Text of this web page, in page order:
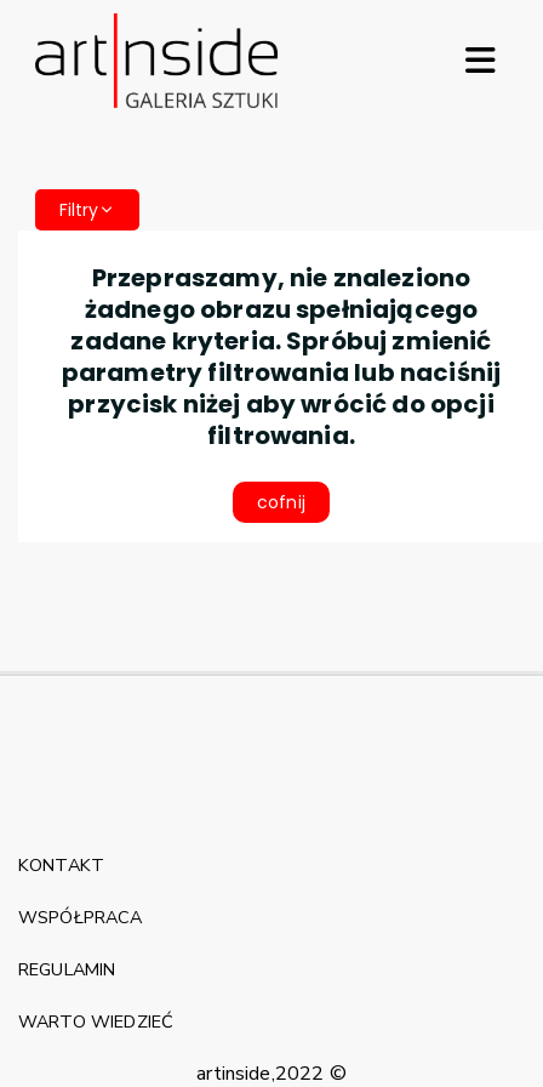
Filtry
Przepraszamy, nie znaleziono
żadnego obrazu spełniającego
zadane kryteria. Spróbuj zmienić
parametry filtrowania lub naciśnij
przycisk niżej aby wrócić do opcji
filtrowania.
cofnij
artinside,2022 ©
KONTAKT
WSPÓŁPRACA
REGULAMIN
WARTO WIEDZIEĆ